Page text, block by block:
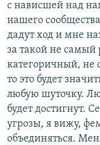
с нависшей над
нашего
дадут ход и мне
за такой не
категоричный, не
то это будет
любую шуточку.
будет достигнут.
угрозы, я вижу,
объединяться.